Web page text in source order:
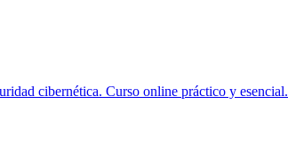
cibernética. Curso online práctico y esencial.